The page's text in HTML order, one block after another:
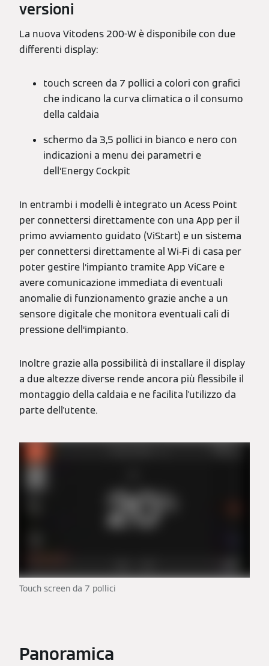
versioni
La nuova Vitodens 200-W è disponibile con due
differenti display:
touch screen da 7 pollici a colori con grafici
che indicano la curva climatica o il consumo
della caldaia
schermo da 3,5 pollici in bianco e nero con
indicazioni a menu dei parametri e
dell‘Energy Cockpit
In entrambi i modelli è integrato un Acess Point
per connettersi direttamente con una App per il
primo avviamento guidato (ViStart) e un sistema
per connettersi direttamente al Wi-Fi di casa per
poter gestire l‘impianto tramite App ViCare e
avere comunicazione immediata di eventuali
anomalie di funzionamento grazie anche a un
sensore digitale che monitora eventuali cali di
pressione dell‘impianto.
Inoltre grazie alla possibilità di installare il display
a due altezze diverse rende ancora più flessibile il
montaggio della caldaia e ne facilita l'utilizzo da
parte dell'utente.
Touch screen da 7 pollici
Panoramica